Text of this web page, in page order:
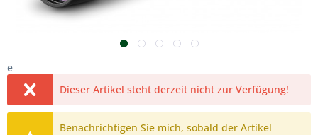
e
Dieser Artikel steht derzeit nicht zur Verfügung!
Benachrichtigen Sie mich, sobald der Artikel